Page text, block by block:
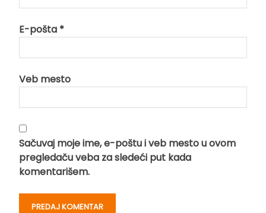
E-pošta *
Veb mesto
Sačuvaj moje ime, e-poštu i veb mesto u ovom
pregledaču veba za sledeći put kada
komentarišem.